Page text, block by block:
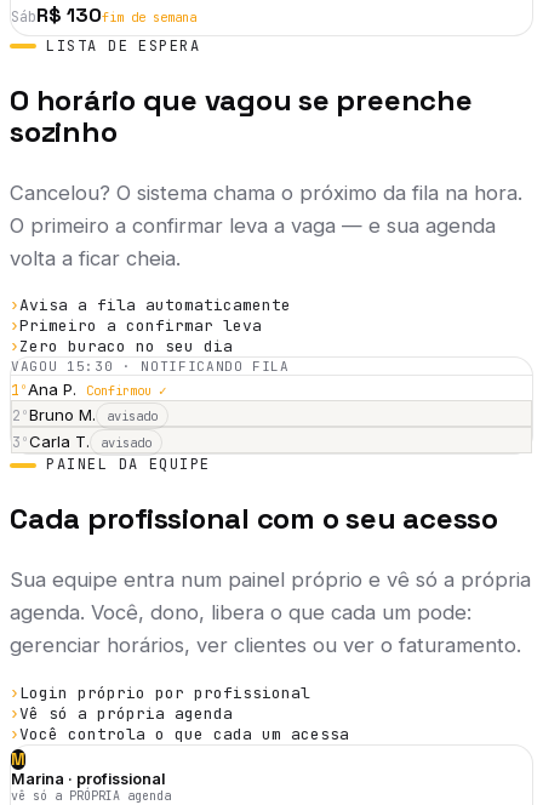
SábR$ 130fim de semana
LISTA DE ESPERA
O horário que vagou se preenche
sozinho
Cancelou? O sistema chama o próximo da fila na hora.
O primeiro a confirmar leva a vaga — e sua agenda
volta a ficar cheia.
›Avisa a fila automaticamente
›Primeiro a confirmar leva
›Zero buraco no seu dia
VAGOU 15:30 · NOTIFICANDO FILA
1ºAna P. Confirmou ✓
2ºBruno M. avisado
3ºCarla T. avisado
PAINEL DA EQUIPE
Cada profissional com o seu acesso
Sua equipe entra num painel próprio e vê só a própria
agenda. Você, dono, libera o que cada um pode:
gerenciar horários, ver clientes ou ver o faturamento.
›Login próprio por profissional
›Vê só a própria agenda
›Você controla o que cada um acessa
M
Marina · profissional
vê só a PRÓPRIA agenda